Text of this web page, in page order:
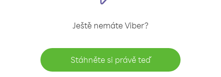
Ještě nemáte Viber?
Stáhněte si právě teď